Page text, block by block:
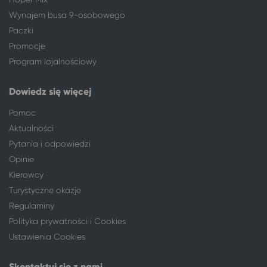
Warszawa
Warszawa
Ustronie Morskie
Warszawa
Warszawa
Warszawa
Mielno
Warszawa
Człuchów
Warszawa
Warszawa
Warszawa
Międzywodzie
Warszawa
Warszawa
Warszawa
Warszawa
Warszawa
Wieniec Zdrój
Warszawa
Gdynia
Wynajem busa 9-osobowego
Paczki
Promocje
Program lojalnościowy
Dowiedz się więcej
Pomoc
Aktualności
Pytania i odpowiedzi
Opinie
Kierowcy
Turystyczne okazje
Regulaminy
Polityka prywatności i Cookies
Ustawienia Cookies